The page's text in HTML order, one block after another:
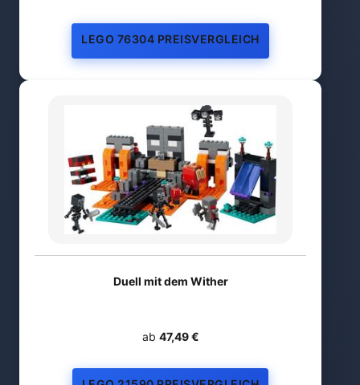
LEGO 76304 PREISVERGLEICH
Duell mit dem Wither
ab 47,49 €